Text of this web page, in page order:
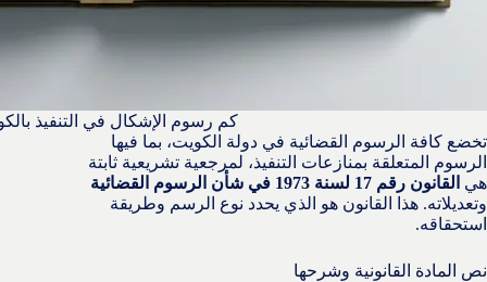
كم رسوم الإشكال في التنفيذ
تخضع كافة الرسوم القضائية في دولة الكويت، بما فيها
الرسوم المتعلقة بمنازعات التنفيذ، لمرجعية تشريعية ثابتة
هي القانون رقم 17 لسنة 1973 في شأن الرسوم القضائية
وتعديلاته. هذا القانون هو الذي يحدد نوع الرسم وطريقة
استحقاقه.
نص المادة القانونية وشرحها